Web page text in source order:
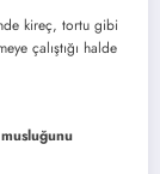
kireç, tortu gibi
çalıştığı halde